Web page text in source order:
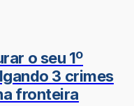
o seu 1º
3 crimes
fronteira